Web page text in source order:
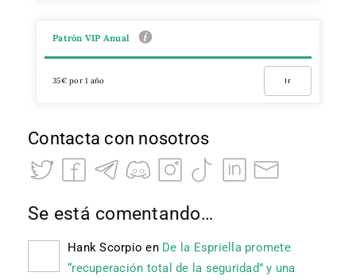
Patrón VIP Anual
35€ por 1 año Ir
Contacta con nosotros
Se está comentando…
Hank Scorpio en De la Espriella promete
“recuperación total de la seguridad” y una